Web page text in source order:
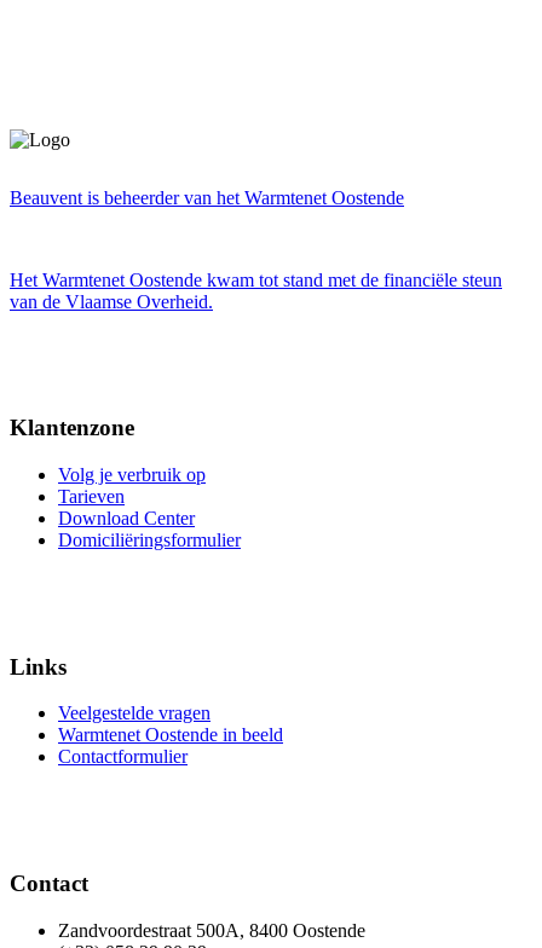
Beauvent is beheerder van het Warmtenet Oostende
Het Warmtenet Oostende kwam tot stand met de financiële steun
van de Vlaamse Overheid.
Klantenzone
Volg je verbruik op
Tarieven
Download Center
Domiciliëringsformulier
Links
Veelgestelde vragen
Warmtenet Oostende in beeld
Contactformulier
Contact
Zandvoordestraat 500A, 8400 Oostende